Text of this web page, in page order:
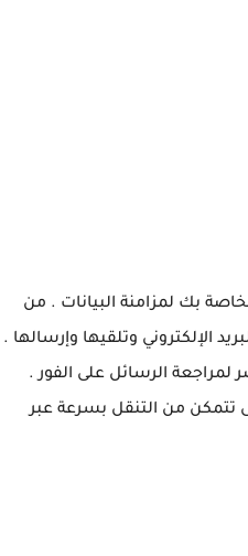
بك لمزامنة البيانات . من
الإلكتروني وتلقيها وإرسالها .
لمراجعة الرسائل على الفور .
تتمكن من التنقل بسرعة عبر